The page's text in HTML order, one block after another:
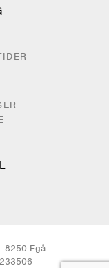
8250 Egå